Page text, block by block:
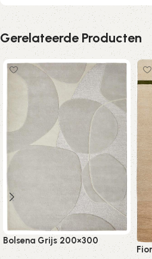
Gerelateerde Producten
Bolsena Grijs 200×300